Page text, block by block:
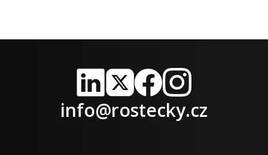
LinkedIn
X FacebookInstagram
info@rostecky.cz